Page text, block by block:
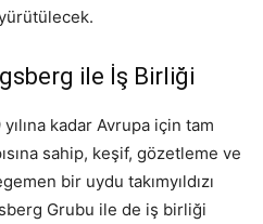
ile İş Birliği
kadar Avrupa için tam
sahip, keşif, gözetleme ve
bir uydu takımyıldızı
Grubu ile de iş birliği